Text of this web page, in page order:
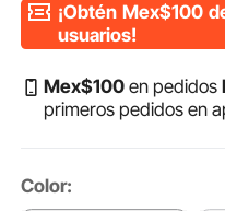
¡Obtén Mex$100
usuarios!
Mex$100 en pedidos
primeros pedidos en
Color: